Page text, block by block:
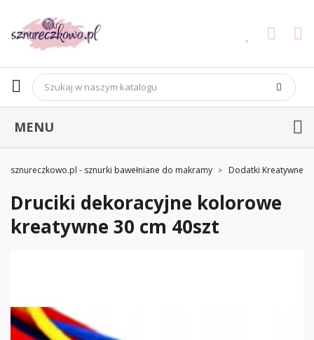
MENU
sznureczkowo.pl - sznurki bawełniane do makramy Dodatki Kreatywne
Druciki dekoracyjne kolorowe
kreatywne 30 cm 40szt